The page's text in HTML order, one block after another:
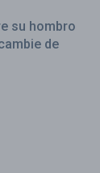
su hombro
de